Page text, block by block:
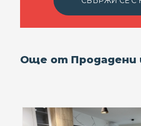
Още от Продадени